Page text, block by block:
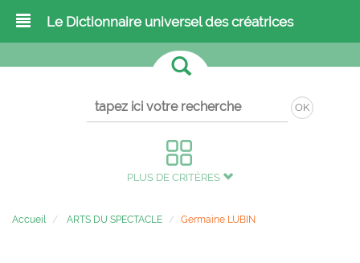
Le Dictionnaire universel des créatrices
OK
PLUS DE CRITÈRES
Accueil ARTS DU SPECTACLE Germaine LUBIN